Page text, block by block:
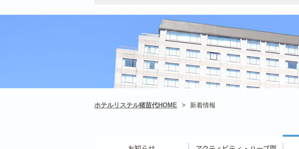
ホテルリステル猪苗代HOME > 新着情報